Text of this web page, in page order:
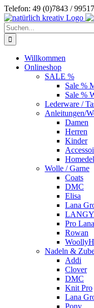
Zum
Inhalt
springen
Telefon: 49 (0)7843 /
Suche
nach:
Willkommen
Onlineshop
SALE %
Sale %
Sale %
Lederware /
Anleitungen/
Damen
Herren
Kinder
Wolle / Garne
Coats
DMC
Elisa
Lana
Pro Lana
Rowan
Nadeln &
Addi
Clover
DMC
Knit Pro
Lana
Pony